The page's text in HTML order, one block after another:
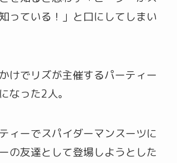
っている！」と口にしてしまい
けでリズが主催するパーティー
なった2人。
ィーでスパイダーマンスーツに
の友達として登場しようとした